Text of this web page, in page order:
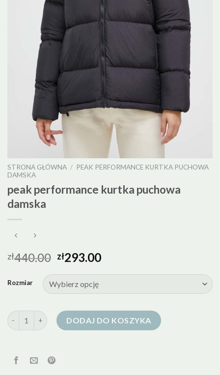
STRONA GŁÓWNA / PEAK PERFORMANCE KURTKA PUCHOWA
DAMSKA
peak performance kurtka puchowa
damska
zł440.00 zł293.00
Rozmiar
ilość peak performance kurtka puchowa damska
DODAJ DO KOSZYKA